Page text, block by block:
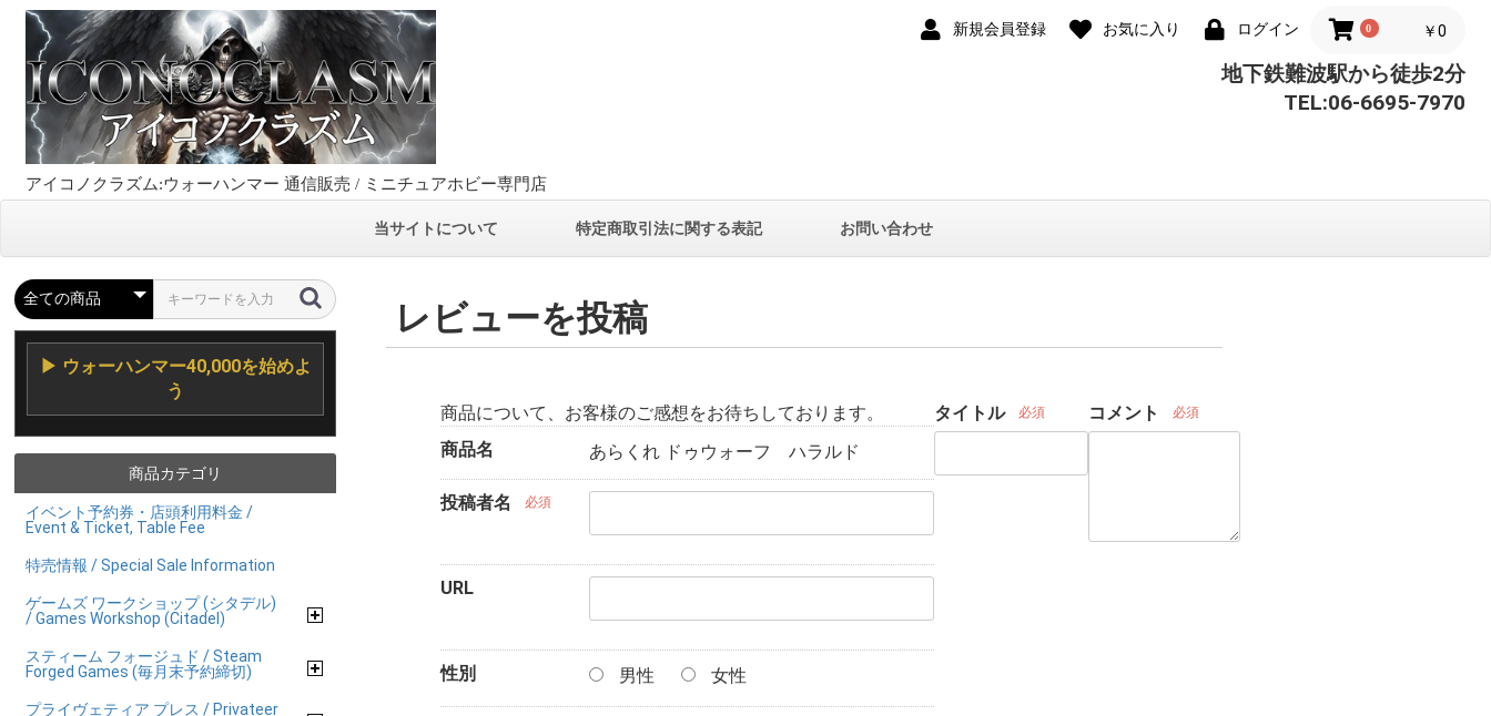
新規会員登録 お気に入り ログイン 0 ￥0
アイコノクラズム:ウォーハンマー 通信販売 / ミニチュアホビー専門店
地下鉄難波駅から徒歩2分
TEL:06-6695-7970
当サイトについて 特定商取引法に関する表記 お問い合わせ
▶ ウォーハンマー40,000を始めよ
う
商品カテゴリ
イベント予約券・店頭利用料金 /
Event & Ticket, Table Fee
特売情報 / Special Sale Information
ゲームズ ワークショップ (シタデル)
/ Games Workshop (Citadel)
スティーム フォージュド / Steam
Forged Games (毎月末予約締切)
プライヴェティア プレス / Privateer
レビューを投稿
商品について、お客様のご感想をお待ちしております。
商品名
あらくれ ドゥウォーフ ハラルド
投稿者名 必須
URL
性別 男性 女性
タイトル 必須 コメント 必須